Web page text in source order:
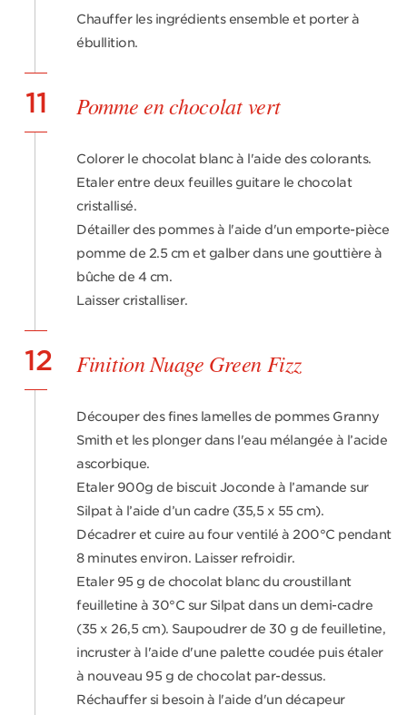
Chauffer les ingrédients ensemble et porter à
ébullition.
11 Pomme en chocolat vert
Colorer le chocolat blanc à l'aide des colorants.
Etaler entre deux feuilles guitare le chocolat
cristallisé.
Détailler des pommes à l'aide d'un emporte-pièce
pomme de 2.5 cm et galber dans une gouttière à
bûche de 4 cm.
Laisser cristalliser.
12 Finition Nuage Green Fizz
Découper des fines lamelles de pommes Granny
Smith et les plonger dans l'eau mélangée à l’acide
ascorbique.
Etaler 900g de biscuit Joconde à l’amande sur
Silpat à l’aide d’un cadre (35,5 x 55 cm).
Décadrer et cuire au four ventilé à 200°C pendant
8 minutes environ. Laisser refroidir.
Etaler 95 g de chocolat blanc du croustillant
feuilletine à 30°C sur Silpat dans un demi-cadre
(35 x 26,5 cm). Saupoudrer de 30 g de feuilletine,
incruster à l'aide d'une palette coudée puis étaler
à nouveau 95 g de chocolat par-dessus.
Réchauffer si besoin à l'aide d'un décapeur